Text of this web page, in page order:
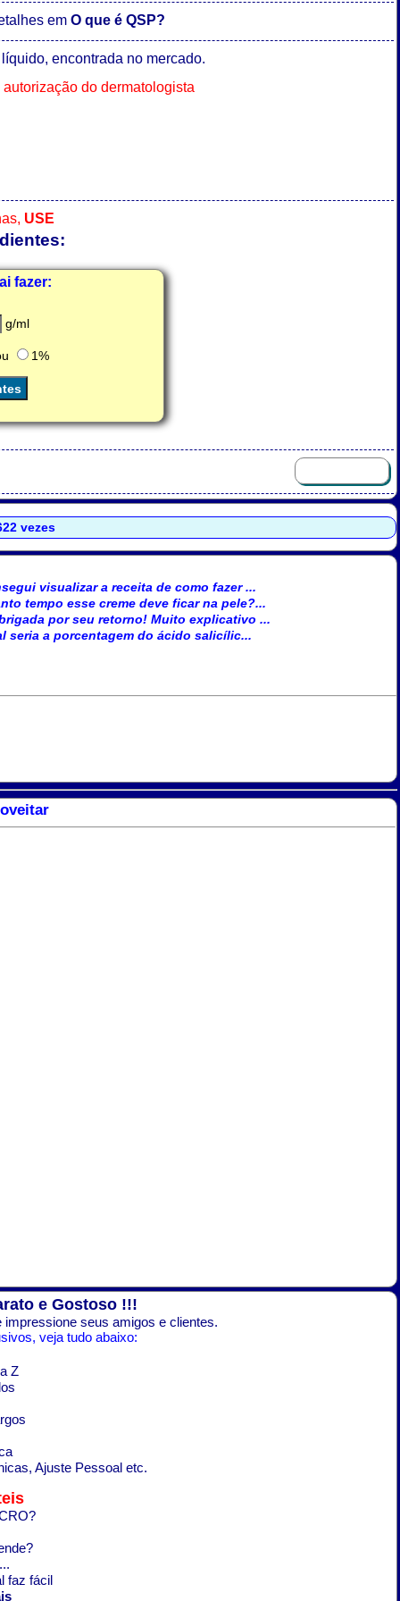
em O que é QSP?
encontrada no mercado.
do dermatologista
USE
fazer:
vezes
visualizar a receita de como fazer ...
tempo esse creme deve ficar na pele?...
por seu retorno! Muito explicativo ...
seria a porcentagem do ácido salicílic...
e Gostoso !!!
seus amigos e clientes.
veja tudo abaixo:
Z
Ajuste Pessoal etc.
faz fácil